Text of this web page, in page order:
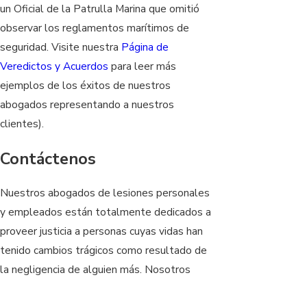
un Oficial de la Patrulla Marina que omitió
observar los reglamentos marítimos de
seguridad. Visite nuestra Página de
Veredictos y Acuerdos para leer más
ejemplos de los éxitos de nuestros
abogados representando a nuestros
clientes).
Contáctenos
Nuestros abogados de lesiones personales
y empleados están totalmente dedicados a
proveer justicia a personas cuyas vidas han
tenido cambios trágicos como resultado de
la negligencia de alguien más. Nosotros